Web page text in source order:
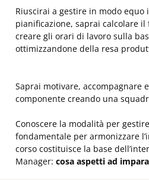
Riuscirai a gestire in modo equo
pianificazione, saprai calcolare
creare gli orari di lavoro sulla
ottimizzandone della resa
Saprai motivare, accompagnare
componente creando una
Conoscere la modalità per
fondamentale per armonizzare
corso costituisce la base
Manager: cosa aspetti ad